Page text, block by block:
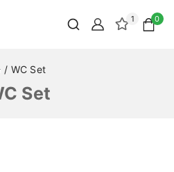
1 0
/ WC Set
Set